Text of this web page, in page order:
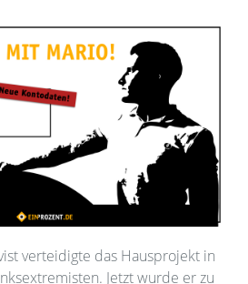
verteidigte das Hausprojekt in
Jetzt wurde er zu